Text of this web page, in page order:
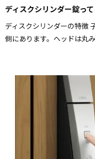
ディスクシリンダー錠っ
ディスクシリンダーの特徴
側にあります。ヘッドは丸